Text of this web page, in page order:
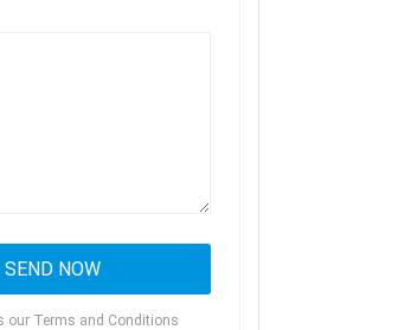
our Terms and Conditions